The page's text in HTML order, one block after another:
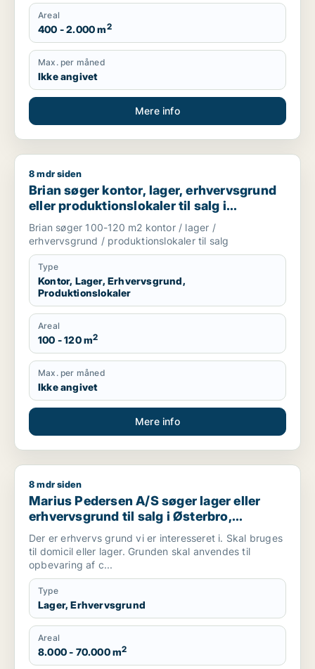
Areal
400 - 2.000 m2
Max. per måned
Ikke angivet
Mere info
Brian søger kontor, lager, erhvervsgrund eller
8 mdr siden
Brian søger kontor, lager, erhvervsgrund
eller produktionslokaler til salg i
København
Brian søger 100-120 m2 kontor / lager /
erhvervsgrund / produktionslokaler til salg
Type
Kontor, Lager, Erhvervsgrund,
Produktionslokaler
Areal
100 - 120 m2
Max. per måned
Ikke angivet
Mere info
Marius Pedersen A/S søger lager eller erhvervsgrund til
8 mdr siden
Marius Pedersen A/S søger lager eller
erhvervsgrund til salg i Østerbro,
Nordhavn eller København NV m.fl.
Der er erhvervs grund vi er interesseret i. Skal bruges
til domicil eller lager. Grunden skal anvendes til
opbevaring af c...
Type
Lager, Erhvervsgrund
Areal
8.000 - 70.000 m2